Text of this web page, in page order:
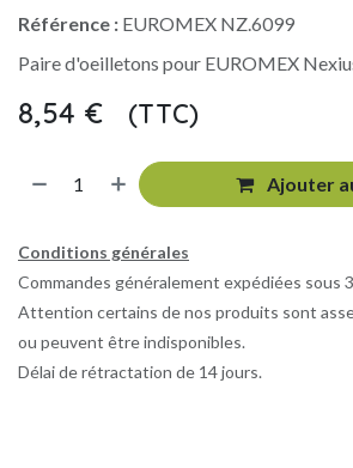
Référence : EUROMEX NZ.6099
Paire d'oeilletons pour EUROMEX
8,54 € (TTC)
Ajouter
Conditions générales
Commandes généralement expédiées sous
Attention certains de nos produits sont
ou peuvent être indisponibles.
Délai de rétractation de 14 jours.